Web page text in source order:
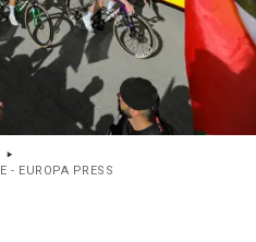
- EUROPA PRESS